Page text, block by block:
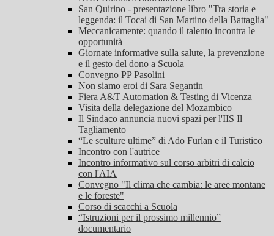
San Quirino - presentazione libro "Tra storia e
leggenda: il Tocai di San Martino della Battaglia"
Meccanicamente: quando il talento incontra le
opportunità
Giornate informative sulla salute, la prevenzione
e il gesto del dono a Scuola
Convegno PP Pasolini
Non siamo eroi di Sara Segantin
Fiera A&T Automation & Testing di Vicenza
Visita della delegazione del Mozambico
Il Sindaco annuncia nuovi spazi per l'IIS Il
Tagliamento
“Le sculture ultime” di Ado Furlan e il Turistico
Incontro con l'autrice
Incontro informativo sul corso arbitri di calcio
con l'AIA
Convegno "Il clima che cambia: le aree montane
e le foreste"
Corso di scacchi a Scuola
“Istruzioni per il prossimo millennio”
documentario